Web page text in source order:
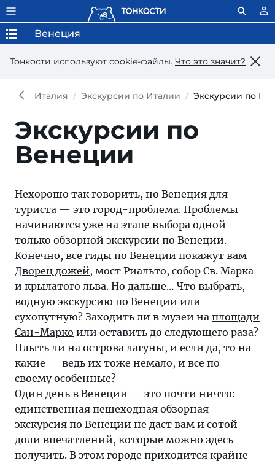
Тонкости используют сookie-файлы. Что это значит?
Венеция
Италия Экскурсии по Италии Экскурсии по
Экскурсии по
Венеции
Нехорошо так говорить, но Венеция для
туриста — это город-проблема. Проблемы
начинаются уже на этапе выбора одной
только обзорной экскурсии по Венеции.
Конечно, все гиды по Венеции покажут вам
Дворец дожей, мост Риальто, собор Св. Марка
и крылатого льва. Но дальше… Что выбрать,
водную экскурсию по Венеции или
сухопутную? Заходить ли в музеи на площади
Сан-Марко или оставить до следующего раза?
Плыть ли на острова лагуны, и если да, то на
какие — ведь их тоже немало, и все по-
своему особенные?
Один день в Венеции — это почти ничто:
единственная пешеходная обзорная
экскурсия по Венеции не даст вам и сотой
доли впечатлений, которые можно здесь
получить. В этом городе приходится крайне